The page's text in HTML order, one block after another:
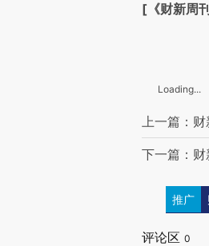
[《财新周
Loading...
上一篇：
下一篇：
推广
评论区 0